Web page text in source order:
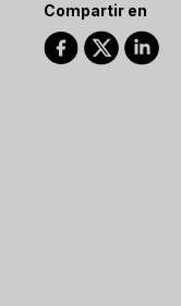
Compartir en